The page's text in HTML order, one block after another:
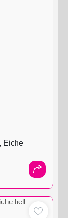
Eiche